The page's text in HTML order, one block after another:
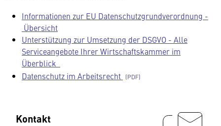
Informationen zur EU Datenschutzgrundverordnung -
Übersicht
Unterstützung zur Umsetzung der DSGVO - Alle
Serviceangebote Ihrer Wirtschaftskammer im
Überblick
Datenschutz im Arbeitsrecht
Kontakt